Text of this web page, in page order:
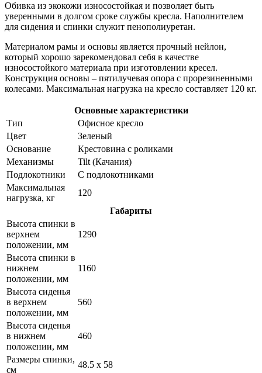
Обивка из экокожи износостойкая и позволяет быть
уверенными в долгом сроке службы кресла. Наполнителем
для сидения и спинки служит пенополиуретан.
Материалом рамы и основы является прочный нейлон,
который хорошо зарекомендовал себя в качестве
износостойкого материала при изготовлении кресел.
Конструкция основы – пятилучевая опора с прорезиненными
колесами. Максимальная нагрузка на кресло составляет 120 кг.
Основные характеристики
Тип
Офисное кресло
Цвет
Зеленый
Основание
Крестовина с роликами
Механизмы
Tilt (Качания)
Подлокотники
С подлокотниками
Максимальная
нагрузка, кг
120
Габариты
Высота спинки в
верхнем
положении, мм
1290
Высота спинки в
нижнем
положении, мм
1160
Высота сиденья
в верхнем
положении, мм
560
Высота сиденья
в нижнем
положении, мм
460
Размеры спинки,
см
48.5 x 58